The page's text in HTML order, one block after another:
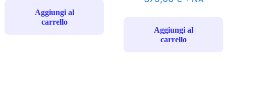
Aggiungi al
carrello
Aggiungi al
carrello